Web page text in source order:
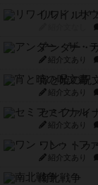
リワイルド
アンダー・
紹介文あり
宵と暁の呪
紹介文あり
セミファイ
紹介文あり
ワン・トゥ
紹介文あり
南北戦争